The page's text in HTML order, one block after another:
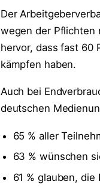
Der
wegen der Pflichten
hervor, dass fast 60
kämpfen haben.
Auch bei
deutschen
65 % aller
63 % wünschen
61 % glauben,